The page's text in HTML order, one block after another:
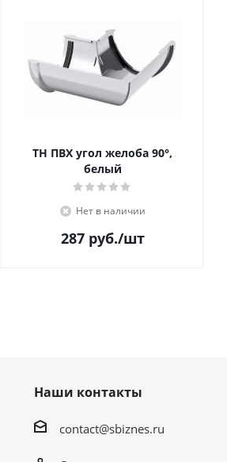
ТН ПВХ угол желоба 90°,
белый
Нет в наличии
287руб./шт
Наши контакты
contact@sbiznes.ru